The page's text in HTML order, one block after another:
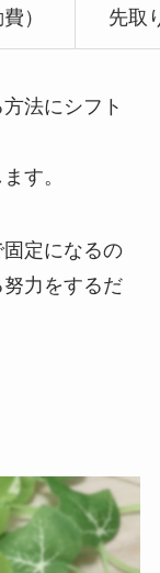
） 先取
法にシフト
す。
定になるの
力をするだ